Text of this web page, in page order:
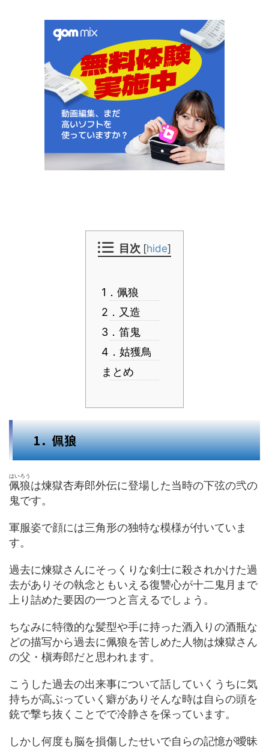
目次 [hide]
1．佩狼
2．又造
3．笛鬼
4．姑獲鳥
まとめ
1．佩狼
佩狼
はいろう
は煉獄杏寿郎外伝に登場した当時の下弦の弐の
鬼です。
軍服姿で顔には三角形の独特な模様が付いていま
す。
過去に煉獄さんにそっくりな剣士に殺されかけた過
去がありその執念ともいえる復讐心が十二鬼月まで
上り詰めた要因の一つと言えるでしょう。
ちなみに特徴的な髪型や手に持った酒入りの酒瓶な
どの描写から過去に佩狼を苦しめた人物は煉獄さん
の父・槇寿郎だと思われます。
こうした過去の出来事について話していくうちに気
持ちが高ぶっていく癖がありそんな時は自らの頭を
銃で撃ち抜くことでで冷静さを保っています。
しかし何度も脳を損傷したせいで自らの記憶が曖昧